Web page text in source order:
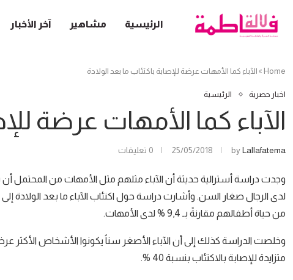
الرئيسية مشاهير آخر الأخبار
Home
» الآباء كما الأمهات عرضة للإصابة باكتئاب ما بعد الولادة
اخبار حصرية الرئيسية
الآباء كما الأمهات عرضة
byLallafatema
25/05/2018 0 تعليقات
وجدت دراسة أسترالية حديثة أن الآباء مثلهم مثل الأمهات من المحتمل أن
من حياة أطفالهم مقارنةً بـ 9,4 % لدى الأمهات.
متزايدة للإصابة بالاكتئاب بنسبة 40 %.